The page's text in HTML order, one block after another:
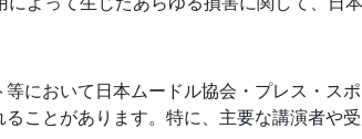
において日本ムードル協会・プレス・ス
ことがあります。特に、主要な講演者や